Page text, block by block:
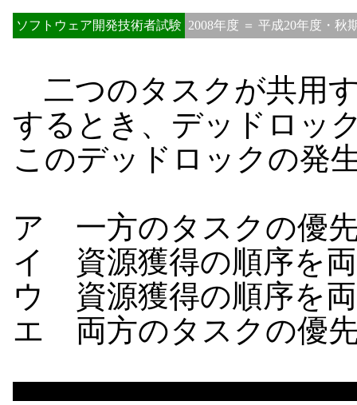
ソフトウェア開発技術者試験 2008年度 ＝ 平成20年度・秋
二つのタスクが共用
するとき、デッドロッ
このデッドロックの発
ア 一方のタスクの優
イ 資源獲得の順序を
ウ 資源獲得の順序を
エ 両方のタスクの優